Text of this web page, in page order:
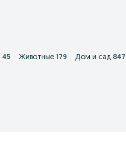
45 Животные 179 Дом и сад 847